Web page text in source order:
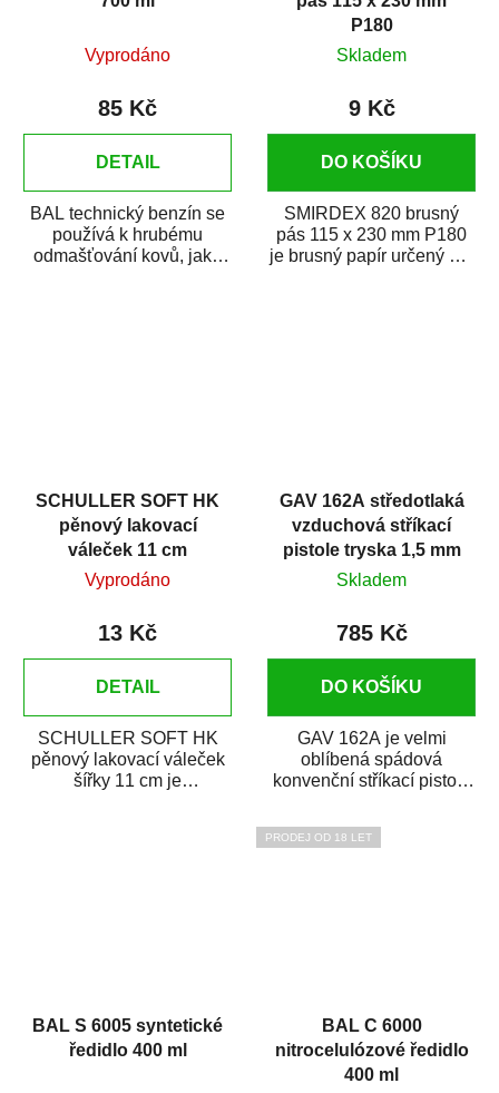
Vyprodáno
85 Kč
DETAIL
BAL technický benzín se
používá k hrubému
odmašťování kovů, jako
P180
Skladem
9 Kč
DO KOŠÍKU
SMIRDEX 820 brusný
pás 115 x 230 mm P180
je brusný papír určený pro
SCHULLER SOFT HK
pěnový lakovací
váleček 11 cm
Vyprodáno
13 Kč
DETAIL
SCHULLER SOFT HK
pěnový lakovací váleček
šířky 11 cm je
GAV 162A středotlaká
vzduchová stříkací
pistole tryska 1,5 mm
Skladem
785 Kč
DO KOŠÍKU
GAV 162A je velmi
oblíbená spádová
konvenční stříkací pistole
ploch. Má plynule...
BAL S 6005 syntetické
ředidlo 400 ml
PRODEJ OD 18 LET
BAL C 6000
nitrocelulózové ředidlo
400 ml